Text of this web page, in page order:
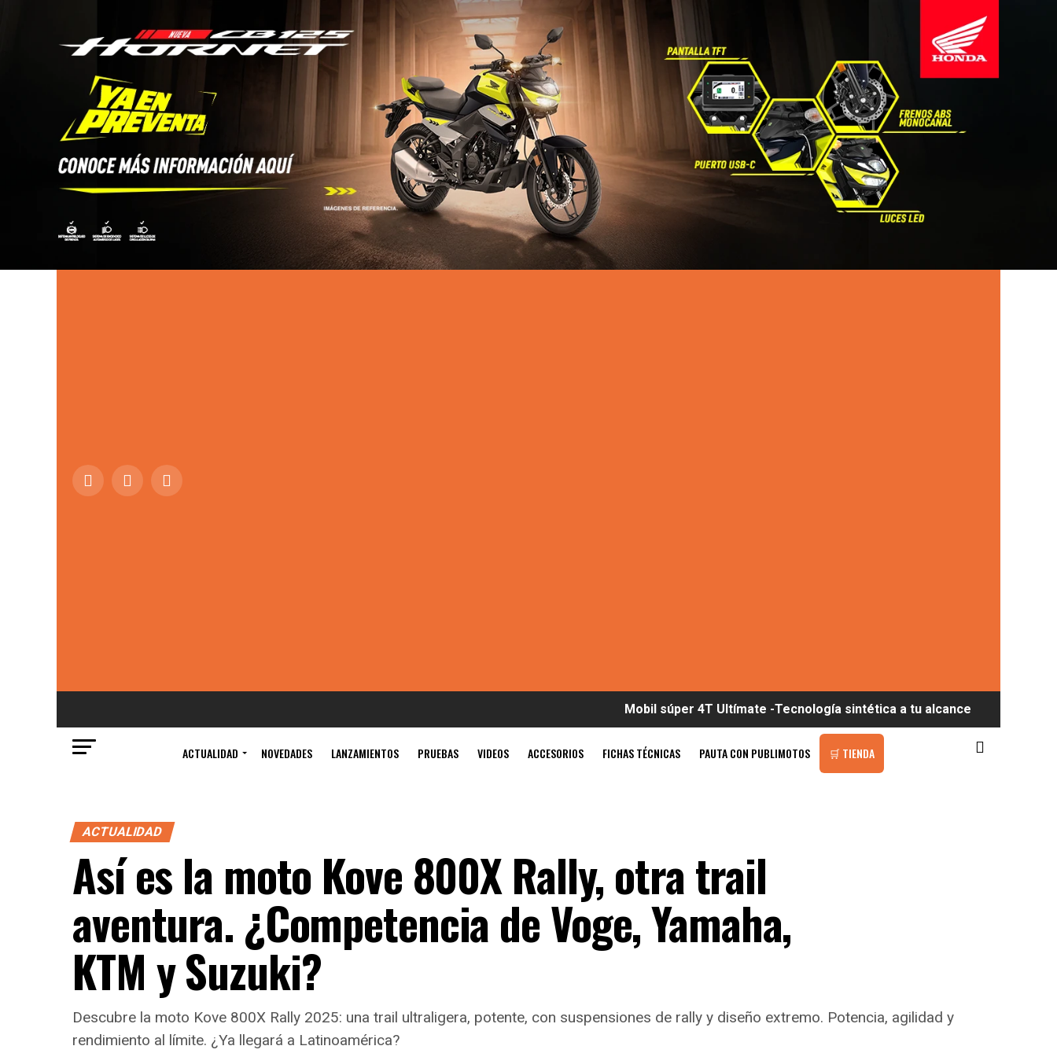
Mobil súper 4T Ultímate -Tecnología sintética a tu alcance
ACTUALIDAD NOVEDADES LANZAMIENTOS PRUEBAS VIDEOS ACCESORIOS FICHAS TÉCNICAS PAUTA CON PUBLIMOTOS 🛒 TIENDA
ACTUALIDAD
Así es la moto Kove 800X Rally, otra trail
aventura. ¿Competencia de Voge, Yamaha,
KTM y Suzuki?
Descubre la moto Kove 800X Rally 2025: una trail ultraligera, potente, con suspensiones de rally y diseño extremo. Potencia, agilidad y
rendimiento al límite. ¿Ya llegará a Latinoamérica?